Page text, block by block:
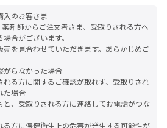
入のお客さま
薬剤師からご注文者さま、受取りされる方へ
合がございます。
を見合わせていただきます。あらかじめご
らなかった場合
る方に関するご確認が取れず、受取りされ
た場合
、受取りされる方に連絡してお電話がつな
方に保健衛生上の危害が発生する可能性が